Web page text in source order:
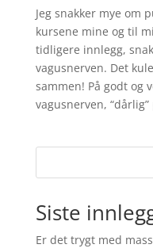
Jeg snakker mye om
kursene mine og til
tidligere innlegg,
vagusnerven. Det
sammen! På godt og
vagusnerven,
Siste
Er det trygt med